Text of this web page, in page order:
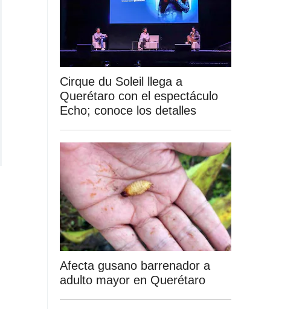
Cirque du Soleil llega a
Querétaro con el espectáculo
Echo; conoce los detalles
Afecta gusano barrenador a
adulto mayor en Querétaro